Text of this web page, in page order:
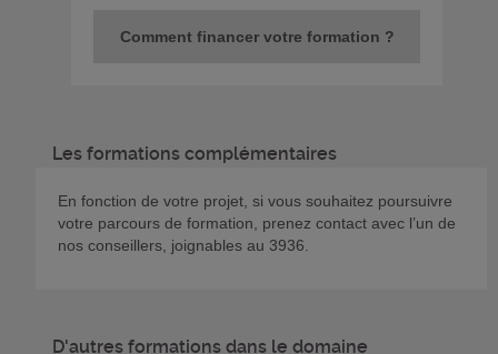
Comment financer votre formation ?
Les formations complémentaires
En fonction de votre projet, si vous souhaitez poursuivre
votre parcours de formation, prenez contact avec l’un de
nos conseillers, joignables au 3936.
D'autres formations dans le domaine